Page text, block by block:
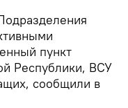
пункт
Республики, ВСУ
сообщили в